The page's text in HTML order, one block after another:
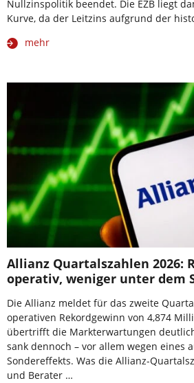
Nullzinspolitik beendet. Die EZB liegt
Kurve, da der Leitzins aufgrund der
mehr
Allianz Quartalszahlen 2026:
operativ, weniger unter dem
Die Allianz meldet für das zweite
operativen Rekordgewinn von 4,874
übertrifft die Markterwartungen
sank dennoch – vor allem wegen eines
Sondereffekts. Was die Allianz-
und Berater …